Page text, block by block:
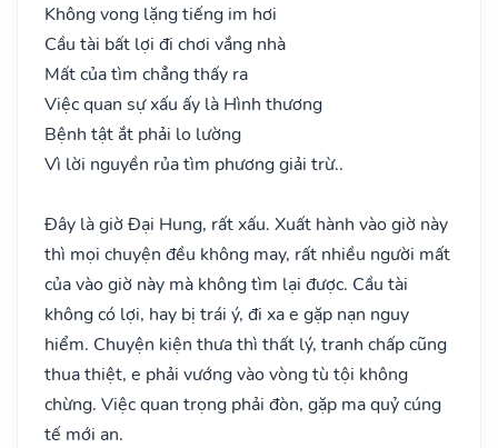
Không vong lặng tiếng im hơi
Cầu tài bất lợi đi chơi vắng nhà
Mất của tìm chẳng thấy ra
Việc quan sự xấu ấy là Hình thương
Bệnh tật ắt phải lo lường
Vì lời nguyền rủa tìm phương giải trừ..
Đây là giờ Đại Hung, rất xấu. Xuất hành vào giờ này
thì mọi chuyện đều không may, rất nhiều người mất
của vào giờ này mà không tìm lại được. Cầu tài
không có lợi, hay bị trái ý, đi xa e gặp nạn nguy
hiểm. Chuyện kiện thưa thì thất lý, tranh chấp cũng
thua thiệt, e phải vướng vào vòng tù tội không
chừng. Việc quan trọng phải đòn, gặp ma quỷ cúng
tế mới an.